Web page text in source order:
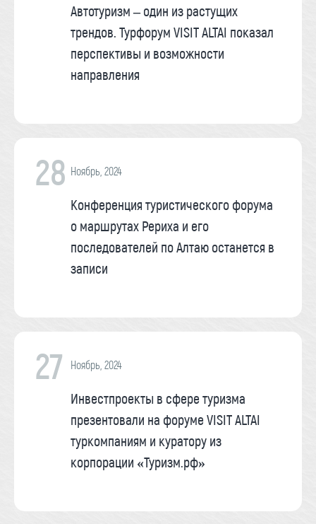
Автотуризм – один из растущих
трендов. Турфорум VISIT ALTAI показал
перспективы и возможности
направления
28 Ноябрь, 2024
Конференция туристического форума
о маршрутах Рериха и его
последователей по Алтаю останется в
записи
27 Ноябрь, 2024
Инвестпроекты в сфере туризма
презентовали на форуме VISIT ALTAI
туркомпаниям и куратору из
корпорации «Туризм.рф»